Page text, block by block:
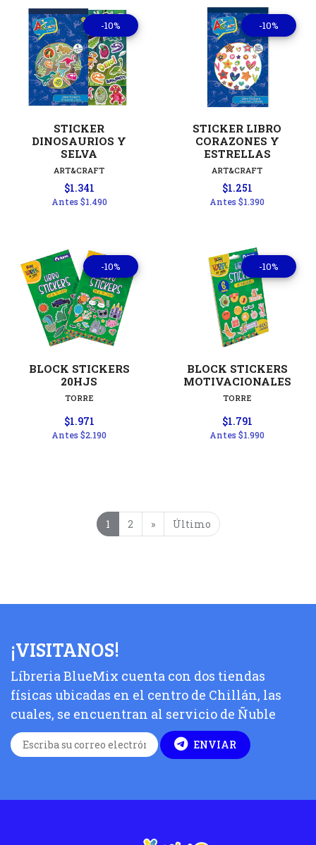
-10%
STICKER
DINOSAURIOS Y
SELVA
ART&CRAFT
$1.341
Antes$1.490
-10%
STICKER LIBRO
CORAZONES Y
ESTRELLAS
ART&CRAFT
$1.251
Antes$1.390
-10%
BLOCK STICKERS
20HJS
TORRE
$1.971
Antes$2.190
-10%
BLOCK STICKERS
MOTIVACIONALES
TORRE
$1.791
Antes$1.990
1 2 » Último
¡VISITANOS!
Líbreria BlueMix cuenta con dos tiendas
físicas ubicadas en el centro de Chillán, las
cuales, se encuentran al servicio de Ñuble
ENVIAR